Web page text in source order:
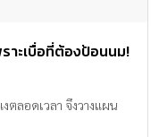
าะเบื่อที่ต้องป้อนนม!
ตลอดเวลา จึงวางแผน